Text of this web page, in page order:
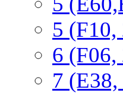
5
6 (F06,
7